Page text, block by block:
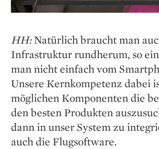
HH:Natürlich braucht man
Infrastruktur rundherum, so
man nicht einfach vom
Unsere Kernkompetenz dabei
möglichen Komponenten die
den besten Produkten
dann in unser System zu
auch die Flugsoftware.